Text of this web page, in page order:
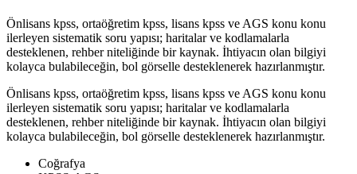
Önlisans kpss, ortaöğretim kpss, lisans kpss ve AGS konu konu
ilerleyen sistematik soru yapısı; haritalar ve kodlamalarla
desteklenen, rehber niteliğinde bir kaynak. İhtiyacın olan bilgiyi
kolayca bulabileceğin, bol görselle desteklenerek hazırlanmıştır.
Önlisans kpss, ortaöğretim kpss, lisans kpss ve AGS konu konu
ilerleyen sistematik soru yapısı; haritalar ve kodlamalarla
desteklenen, rehber niteliğinde bir kaynak. İhtiyacın olan bilgiyi
kolayca bulabileceğin, bol görselle desteklenerek hazırlanmıştır.
Coğrafya